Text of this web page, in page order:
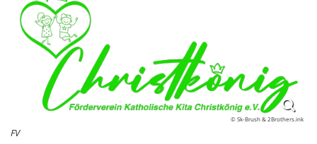
© Sk-Brush & 2Brothers.ink
FV